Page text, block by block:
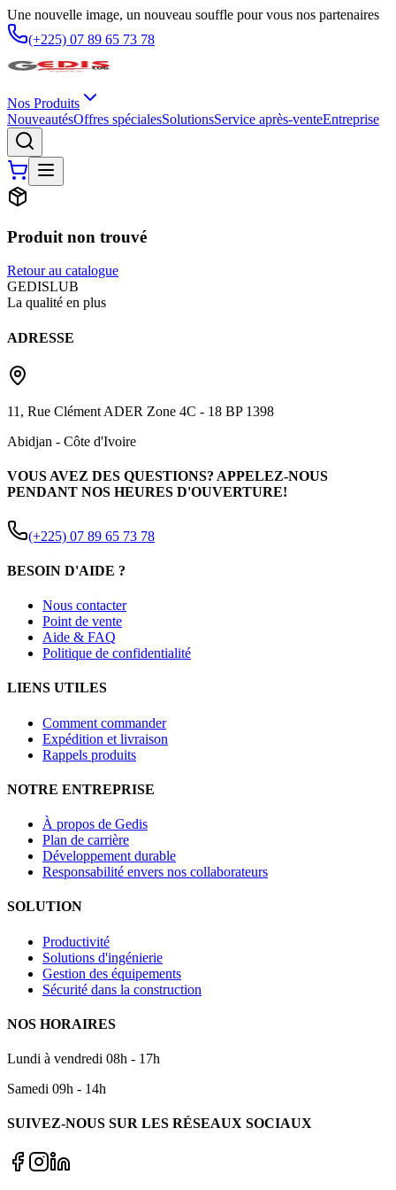
Une nouvelle image, un nouveau souffle pour vous nos partenaires
(+225) 07 89 65 73 78
Nos Produits
NouveautésOffres spécialesSolutionsService après-venteEntreprise
Produit non trouvé
Retour au catalogue
GEDISLUB
La qualité en plus
ADRESSE
11, Rue Clément ADER Zone 4C - 18 BP 1398
Abidjan - Côte d'Ivoire
VOUS AVEZ DES QUESTIONS? APPELEZ-NOUS
PENDANT NOS HEURES D'OUVERTURE!
(+225) 07 89 65 73 78
BESOIN D'AIDE ?
Nous contacter
Point de vente
Aide & FAQ
Politique de confidentialité
LIENS UTILES
Comment commander
Expédition et livraison
Rappels produits
NOTRE ENTREPRISE
À propos de Gedis
Plan de carrière
Développement durable
Responsabilité envers nos collaborateurs
SOLUTION
Productivité
Solutions d'ingénierie
Gestion des équipements
Sécurité dans la construction
NOS HORAIRES
Lundi à vendredi 08h - 17h
Samedi 09h - 14h
SUIVEZ-NOUS SUR LES RÉSEAUX SOCIAUX